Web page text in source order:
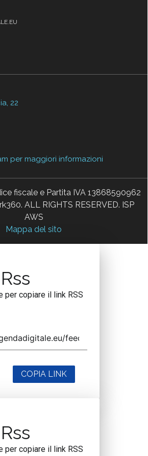
22
per maggiori informazioni
fiscale e Partita IVA 13868590962
ALL RIGHTS RESERVED. ISP
AWS
Mappa del sito
per copiare il link RSS
COPIA LINK
per copiare il link RSS